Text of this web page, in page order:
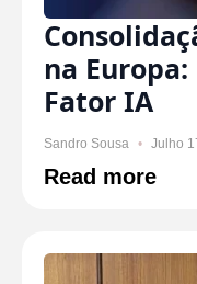
na
Fator IA
Sandro Sousa Julho
Read more